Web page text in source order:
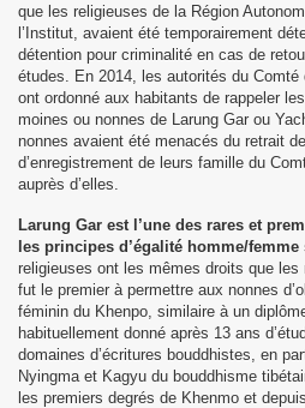
que les religieuses de la Région
l’Institut, avaient été temporairement
détention pour criminalité en cas de
études. En 2014, les autorités du Comté
ont ordonné aux habitants de rappeler
moines ou nonnes de Larung Gar ou
nonnes avaient été menacés du retrait
d’enregistrement de leurs famille du
auprès d’elles.
Larung Gar est l’une des rares et
les principes d’égalité homme/femme
religieuses ont les mêmes droits que les
fut le premier à permettre aux nonnes
féminin du Khenpo, similaire à un
habituellement donné après 13 ans
domaines d’écritures bouddhistes, en
Nyingma et Kagyu du bouddhisme
les premiers degrés de Khenmo et
2023
une distribution
le 10 Mars 2024
du camp7
du Camp 1 de Mainpat